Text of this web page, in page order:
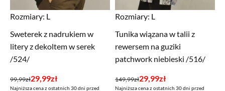
Rozmiary: L
Sweterek z nadrukiem w
litery z dekoltem w serek
/524/
99,99zł
Pierwotna
29,99zł
Aktualna
Najniższa cena z ostatnich 30 dni przed
Rozmiary: L
Tunika wiązana w talii z
rewersem na guziki
patchwork niebieski /516/
149,99zł
Pierwotna
29,99zł
Aktualna
Najniższa cena z ostatnich 30 dni przed